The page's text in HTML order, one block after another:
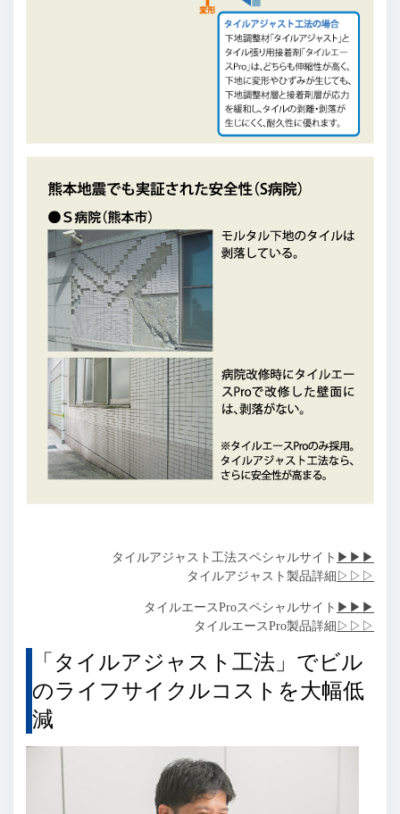
タイルアジャスト工法スペシャルサイト ▶▶▶
タイルアジャスト製品詳細 ▷▷▷
タイルエースProスペシャルサイト ▶▶▶
タイルエースPro製品詳細 ▷▷▷
「タイルアジャスト工法」でビル
のライフサイクルコストを大幅低
減